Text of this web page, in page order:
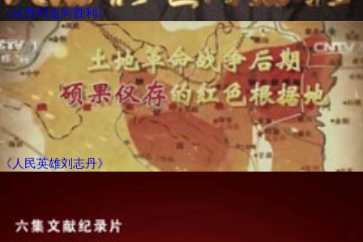
《从胜利走向胜利》
《人民英雄刘志丹》